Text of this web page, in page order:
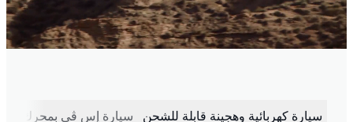
سيارة كهربائية وهجينة قابلة للشحن سيارة إس ڤي بمحرك